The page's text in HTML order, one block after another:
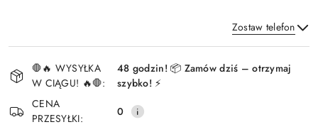
Zostaw telefon
Wyślij
i
dostawa
🛑🔥 WYSYŁKA
W CIĄGU! 🔥🛑:
48 godzin! 📦 Zamów dziś – otrzymaj
szybko! ⚡
CENA
PRZESYŁKI:
0